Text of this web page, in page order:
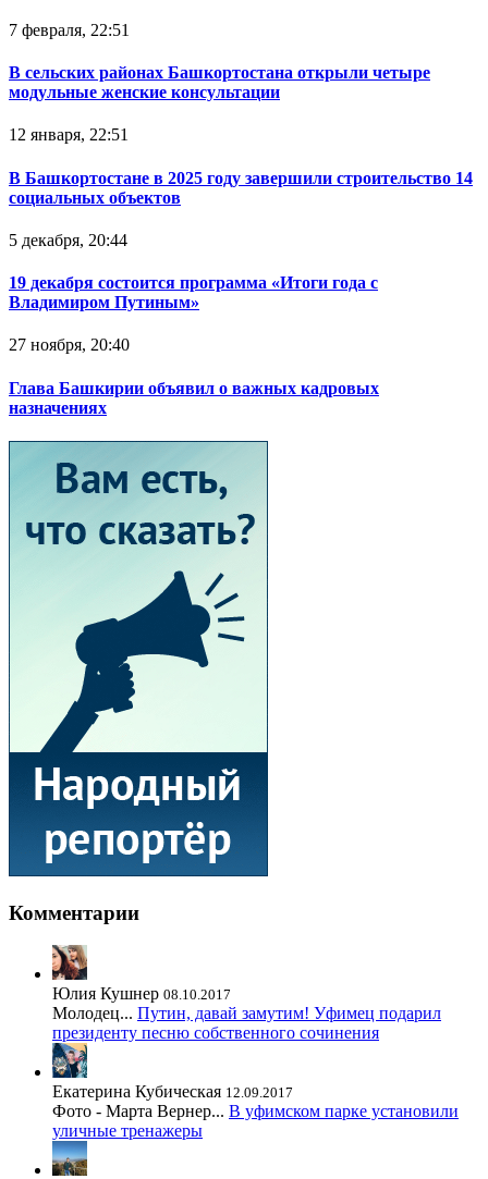
7 февраля, 22:51
В сельских районах Башкортостана открыли четыре
модульные женские консультации
12 января, 22:51
В Башкортостане в 2025 году завершили строительство 14
социальных объектов
5 декабря, 20:44
19 декабря состоится программа «Итоги года с
Владимиром Путиным»
27 ноября, 20:40
Глава Башкирии объявил о важных кадровых
назначениях
Комментарии
Юлия Кушнер 08.10.2017
Молодец... Путин, давай замутим! Уфимец подарил
президенту песню собственного сочинения
Екатерина Кубическая 12.09.2017
Фото - Марта Вернер... В уфимском парке установили
уличные тренажеры